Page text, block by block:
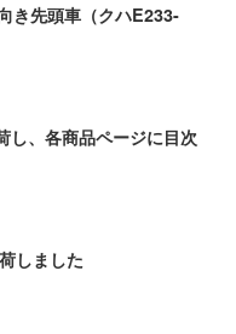
き先頭車（クハE233-
し、各商品ページに目次
しました